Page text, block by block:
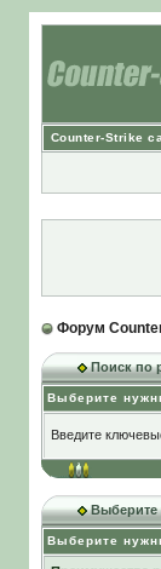
Counter-Strike
Форум
Поиск по
Выберите
Введите
Выберите
Выберите